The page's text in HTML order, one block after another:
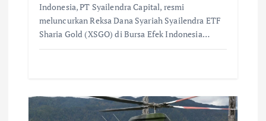
Indonesia, PT Syailendra Capital, resmi
meluncurkan Reksa Dana Syariah Syailendra ETF
Sharia Gold (XSGO) di Bursa Efek Indonesia…